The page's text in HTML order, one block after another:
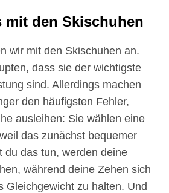
mit den Skischuhen
wir mit den Skischuhen an.
dass sie der wichtigste
sind. Allerdings machen
den häufigsten Fehler,
ausleihen: Sie wählen eine
das zunächst bequemer
du das tun, werden deine
während deine Zehen sich
Gleichgewicht zu halten. Und